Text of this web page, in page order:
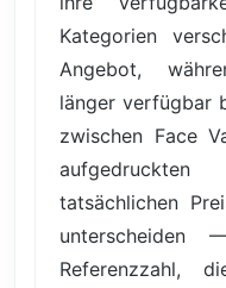
Kategorien
Angebot,
länger verfügbar
zwischen Face
tatsächlichen
Referenzzahl,